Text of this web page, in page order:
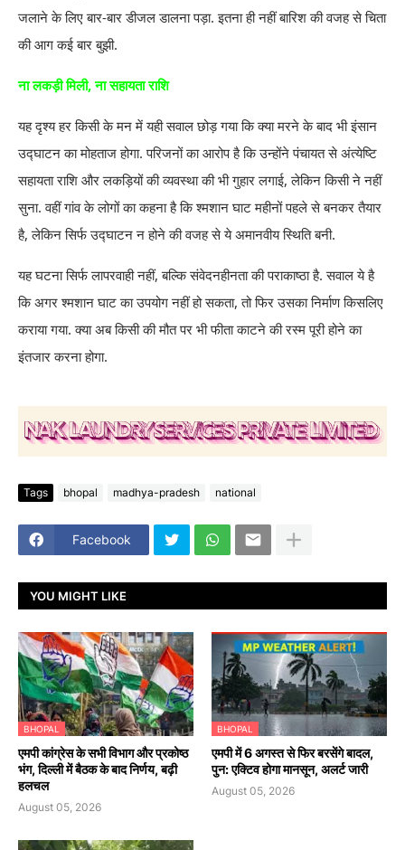
जलाने के लिए बार-बार डीजल डालना पड़ा. इतना ही नहीं बारिश की वजह से चिता
की आग कई बार बुझी.
ना लकड़ी मिली, ना सहायता राशि
यह दृश्य हर किसी के मन में यही सवाल छोड़ गया कि क्या मरने के बाद भी इंसान
उद्घाटन का मोहताज होगा. परिजनों का आरोप है कि उन्होंने पंचायत से अंत्येष्टि
सहायता राशि और लकड़ियों की व्यवस्था की भी गुहार लगाई, लेकिन किसी ने नहीं
सुना. वहीं गांव के लोगों का कहना है कि श्मशान घाट महीनों पहले से बनकर तैयार
है, लेकिन सिर्फ उद्घाटन न होने की वजह से ये अमानवीय स्थिति बनी.
यह घटना सिर्फ लापरवाही नहीं, बल्कि संवेदनहीनता की पराकाष्ठा है. सवाल ये है
कि अगर श्मशान घाट का उपयोग नहीं हो सकता, तो फिर उसका निर्माण किसलिए
कराया गया. क्या अब किसी की मौत पर भी फीता काटने की रस्म पूरी होने का
इंतजार करना होगा.
Tags bhopal madhya-pradesh national
Facebook
YOU MIGHT LIKE
BHOPAL
एमपी कांग्रेस के सभी विभाग और प्रकोष्ठ
भंग, दिल्ली में बैठक के बाद निर्णय, बढ़ी
हलचल
August 05, 2026
BHOPAL
एमपी में 6 अगस्त से फिर बरसेंगे बादल,
पुन: एक्टिव होगा मानसून, अलर्ट जारी
August 05, 2026